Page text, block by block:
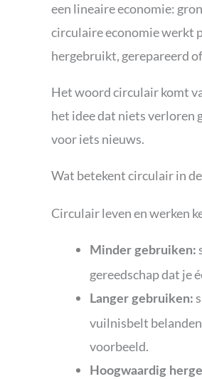
een lineaire economie:
circulaire economie werkt
hergebruikt, gerepareerd
Het woord circulair komt
het idee dat niets verloren
voor iets nieuws.
Wat betekent circulair in
Circulair leven en werken
Minder gebruiken:
gereedschap dat je
Langer gebruiken:
vuilnisbelt
voorbeeld.
Hoogwaardig